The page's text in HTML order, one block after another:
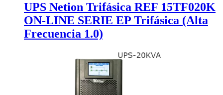
UPS Netion Trifásica REF 15TF020K
ON-LINE SERIE EP Trifásica (Alta
Frecuencia 1.0)